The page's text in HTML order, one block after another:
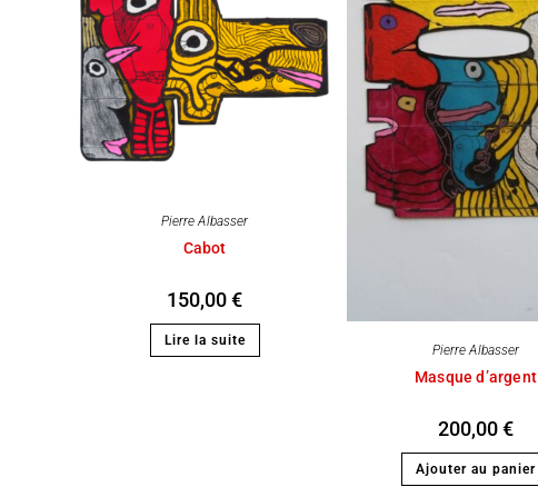
Pierre Albasser
Cabot
150,00€
Lire la suite
Pierre Albasser
Masque d’argent
200,00€
Ajouter au panier